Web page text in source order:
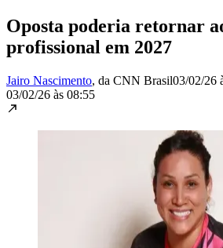
Oposta poderia retornar
profissional em 2027
Jairo Nascimento, da CNN Brasil03/02/26
03/02/26 às 08:55